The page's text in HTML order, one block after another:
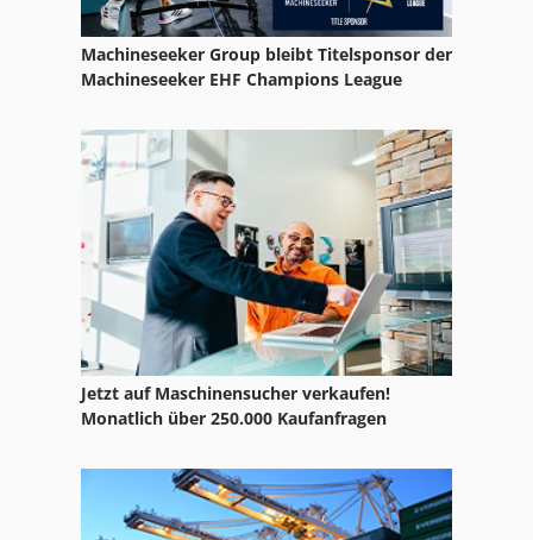
Ema 201
Emb 9352 E
Fu 115
Gkt 60
Hsc 20 Linear
International 2674
International 433
Machineseeker Group bleibt Titelsponsor der
Machineseeker EHF Champions League
Jetzt auf Maschinensucher verkaufen!
Monatlich über 250.000 Kaufanfragen